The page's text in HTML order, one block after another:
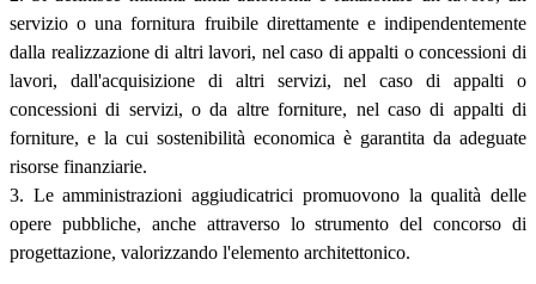
servizio o una fornitura fruibile direttamente e indipendentemente
dalla realizzazione di altri lavori, nel caso di appalti o concessioni di
lavori, dall'acquisizione di altri servizi, nel caso di appalti o
concessioni di servizi, o da altre forniture, nel caso di appalti di
forniture, e la cui sostenibilità economica è garantita da adeguate
risorse finanziarie.
3. Le amministrazioni aggiudicatrici promuovono la qualità delle
opere pubbliche, anche attraverso lo strumento del concorso di
progettazione, valorizzando l'elemento architettonico.